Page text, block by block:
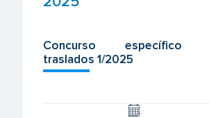
Concurso específico
traslados 1/2025